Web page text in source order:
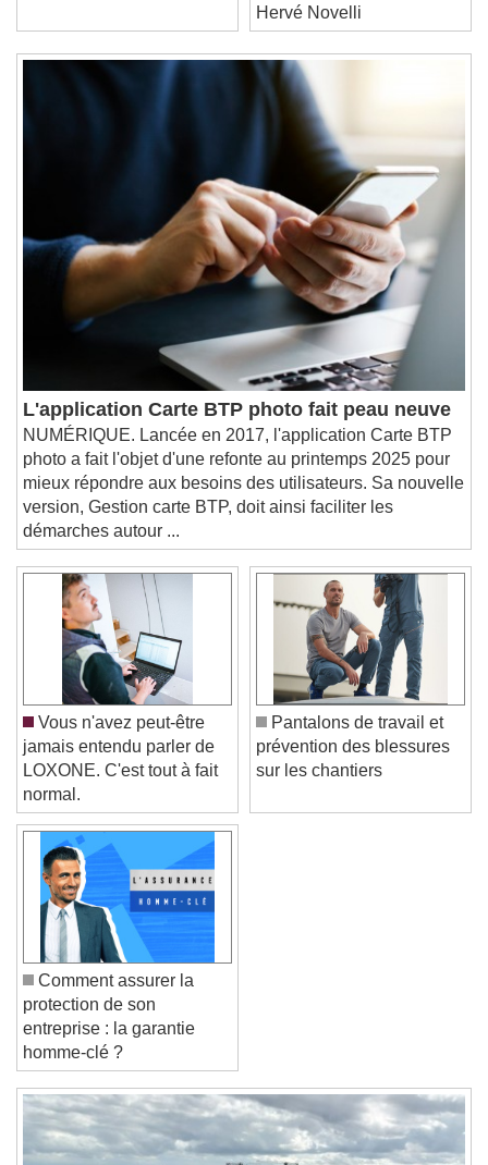
Stream TypeLIVE
Seek to live, currently behind liveLIVE
Remaining Time
Chapters
Descriptions
descriptions off, selected
Subtitles
, opens subtitles
settings dialog
subtitles off
, selected
Audio Track
Picture-in-Picture
Fullscreen
This is a modal window.
Beginning of dialog window. Escape will cancel
and close the window.
Text
Color
Text Background
Color
Caption Area Background
Color Opacity
Font Size
Text Edge Style
Font Family
Reset
Done
Close Modal Dialog
End of dialog window.
création d'entreprise", pour
Hervé Novelli
L'application Carte BTP photo fait peau neuve
NUMÉRIQUE. Lancée en 2017, l'application Carte BTP
photo a fait l'objet d'une refonte au printemps 2025 pour
mieux répondre aux besoins des utilisateurs. Sa nouvelle
version, Gestion carte BTP, doit ainsi faciliter les
démarches autour ...
Vous n'avez peut-être
jamais entendu parler de
LOXONE. C'est tout à fait
normal.
Pantalons de travail et
prévention des blessures
Comment assurer la
protection de son
entreprise : la garantie
homme-clé ?